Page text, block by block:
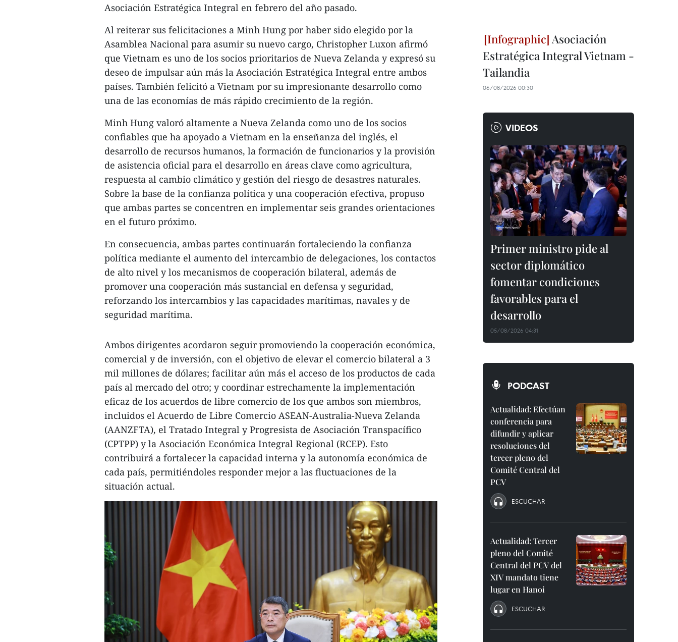
Asociación Estratégica Integral en febrero del año pasado.
Al reiterar sus felicitaciones a Minh Hung por haber sido elegido por la
Asamblea Nacional para asumir su nuevo cargo, Christopher Luxon afirmó
que Vietnam es uno de los socios prioritarios de Nueva Zelanda y expresó su
deseo de impulsar aún más la Asociación Estratégica Integral entre ambos
países. También felicitó a Vietnam por su impresionante desarrollo como
una de las economías de más rápido crecimiento de la región.
Minh Hung valoró altamente a Nueva Zelanda como uno de los socios
confiables que ha apoyado a Vietnam en la enseñanza del inglés, el
desarrollo de recursos humanos, la formación de funcionarios y la provisión
de asistencia oficial para el desarrollo en áreas clave como agricultura,
respuesta al cambio climático y gestión del riesgo de desastres naturales.
Sobre la base de la confianza política y una cooperación efectiva, propuso
que ambas partes se concentren en implementar seis grandes orientaciones
en el futuro próximo.
En consecuencia, ambas partes continuarán fortaleciendo la confianza
política mediante el aumento del intercambio de delegaciones, los contactos
de alto nivel y los mecanismos de cooperación bilateral, además de
promover una cooperación más sustancial en defensa y seguridad,
reforzando los intercambios y las capacidades marítimas, navales y de
seguridad marítima.
Ambos dirigentes acordaron seguir promoviendo la cooperación económica,
comercial y de inversión, con el objetivo de elevar el comercio bilateral a 3
mil millones de dólares; facilitar aún más el acceso de los productos de cada
país al mercado del otro; y coordinar estrechamente la implementación
eficaz de los acuerdos de libre comercio de los que ambos son miembros,
incluidos el Acuerdo de Libre Comercio ASEAN-Australia-Nueva Zelanda
(AANZFTA), el Tratado Integral y Progresista de Asociación Transpacífico
(CPTPP) y la Asociación Económica Integral Regional (RCEP). Esto
contribuirá a fortalecer la capacidad interna y la autonomía económica de
cada país, permitiéndoles responder mejor a las fluctuaciones de la
situación actual.
Asociación
Estratégica Integral Vietnam -
Tailandia
06/08/2026 00:30
VIDEOS
Primer ministro pide al
sector diplomático
fomentar condiciones
favorables para el
desarrollo
05/08/2026 04:31
PODCAST
Actualidad: Efectúan
conferencia para
difundir y aplicar
resoluciones del
tercer pleno del
Comité Central del
PCV
ESCUCHAR
Actualidad: Tercer
pleno del Comité
Central del PCV del
XIV mandato tiene
lugar en Hanoi
ESCUCHAR